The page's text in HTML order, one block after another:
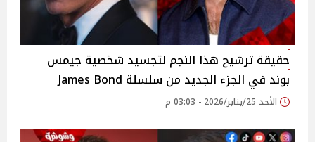
حقيقة ترشيح هذا النجم لتجسيد شخصية جيمس
بوند في الجزء الجديد من سلسلة James Bond
الأحد 25/يناير/2026 - 03:03 م